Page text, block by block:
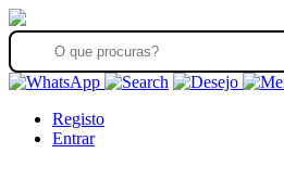
Registo
Entrar